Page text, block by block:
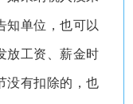
知单位，也可以
放工资、薪金时
没有扣除的，也